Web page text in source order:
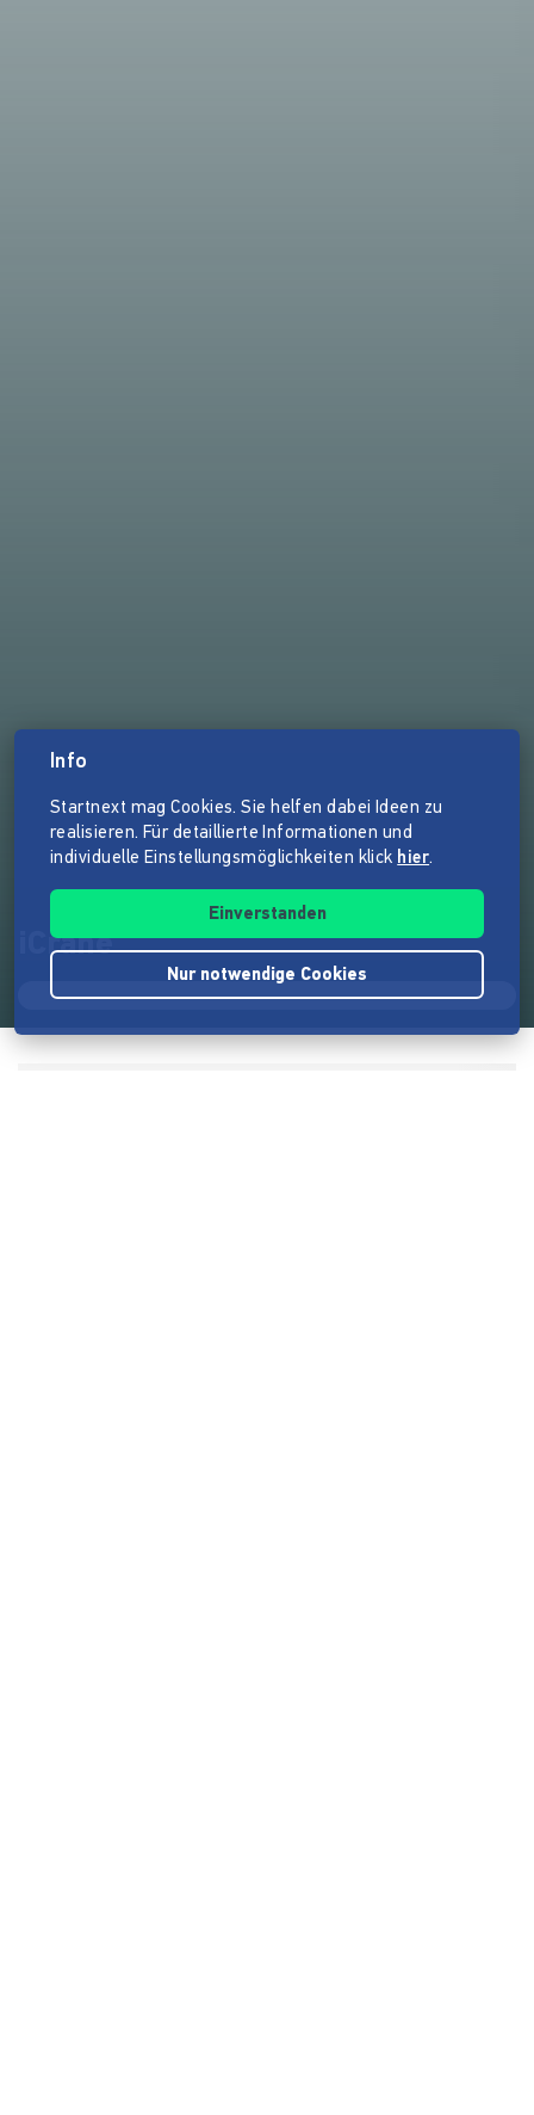
iCrane
Info
Startnext mag Cookies. Sie helfen dabei Ideen zu
realisieren. Für detaillierte Informationen und
individuelle Einstellungsmöglichkeiten klick hier.
Einverstanden
Nur notwendige Cookies